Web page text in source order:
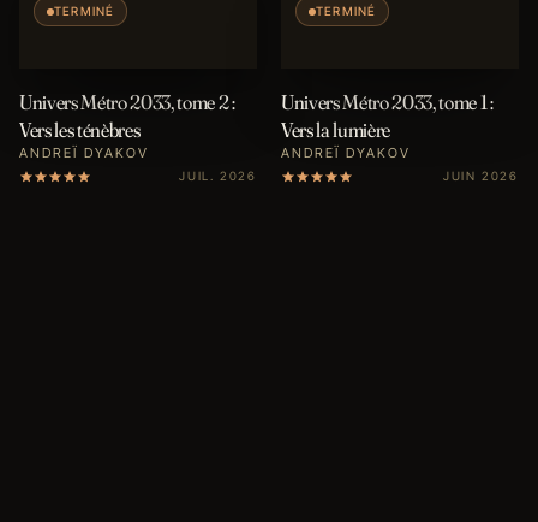
TERMINÉ
Univers Métro 2033, tome 2 :
Vers les ténèbres
ANDREÏ DYAKOV
JUIL. 2026
TERMINÉ
Univers Métro 2033, tome 1 :
Vers la lumière
ANDREÏ DYAKOV
JUIN 2026